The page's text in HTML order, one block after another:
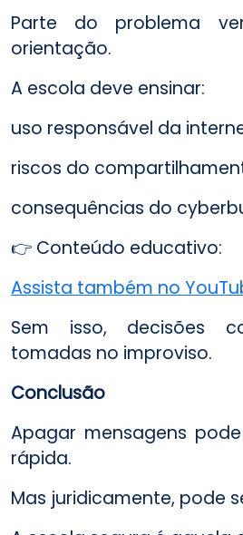
Parte do problema
orientação.
A escola deve ensinar:
uso responsável da
riscos do
consequências do
👉 Conteúdo educativo:
Assista também no
Sem isso, decisões
tomadas no improviso.
Conclusão
Apagar mensagens
rápida.
Mas juridicamente, pode